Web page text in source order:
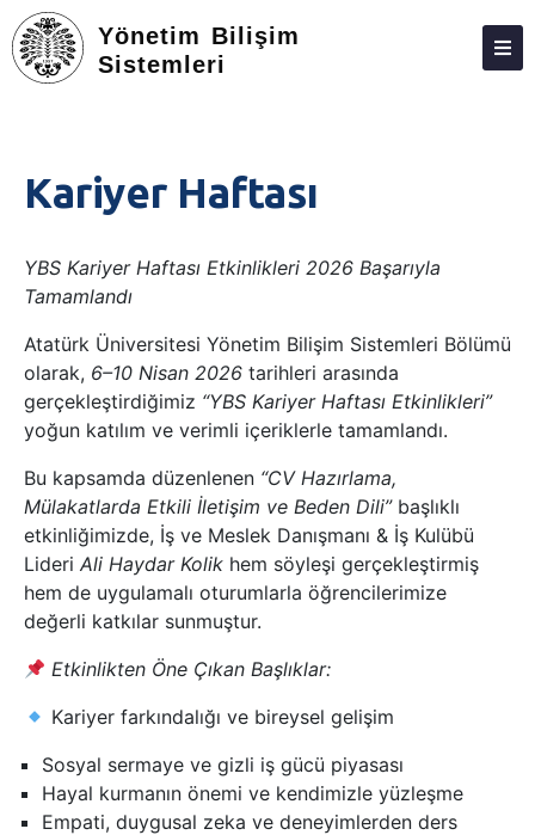
Yönetim Bilişim
Sistemleri
KIŞILER
LISANSÜSTÜ
ARAŞTIRMA
TOPLUMA KATKI
ADAY ÖĞRENCILER
MEZUNIYET
İLETIŞIM
Kariyer Haftası
YBS Kariyer Haftası Etkinlikleri 2026 Başarıyla
Tamamlandı
Atatürk Üniversitesi Yönetim Bilişim Sistemleri Bölümü
olarak, 6–10 Nisan 2026 tarihleri arasında
gerçekleştirdiğimiz “YBS Kariyer Haftası Etkinlikleri”
yoğun katılım ve verimli içeriklerle tamamlandı.
Bu kapsamda düzenlenen “CV Hazırlama,
Mülakatlarda Etkili İletişim ve Beden Dili”başlıklı
etkinliğimizde, İş ve Meslek Danışmanı & İş Kulübü
Lideri Ali Haydar Kolik hem söyleşi gerçekleştirmiş
hem de uygulamalı oturumlarla öğrencilerimize
değerli katkılar sunmuştur.
Etkinlikten Öne Çıkan Başlıklar:
Kariyer farkındalığı ve bireysel gelişim
Sosyal sermaye ve gizli iş gücü piyasası
Hayal kurmanın önemi ve kendimizle yüzleşme
Empati, duygusal zeka ve deneyimlerden ders